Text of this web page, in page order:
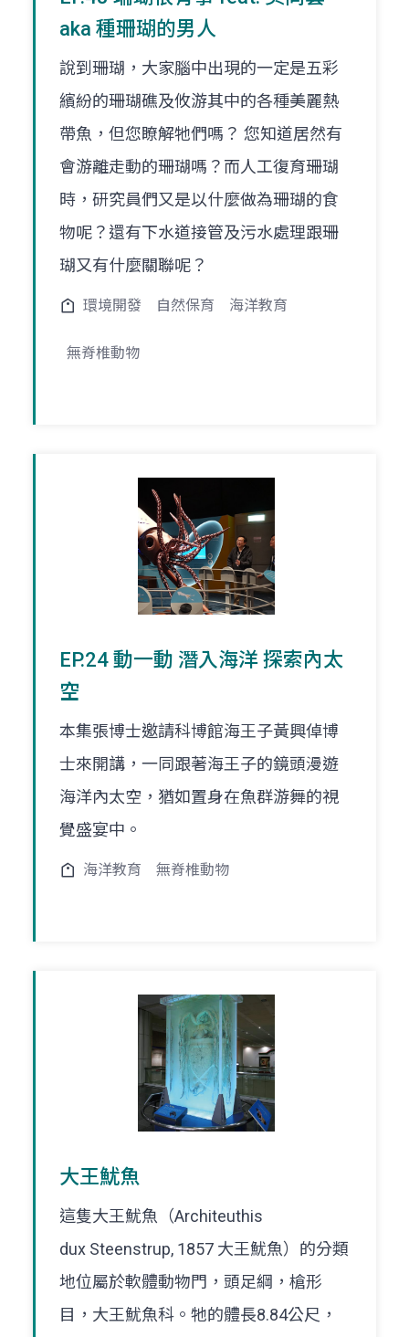
aka 種珊瑚的男人
說到珊瑚，大家腦中出現的一定是五彩
繽紛的珊瑚礁及攸游其中的各種美麗熱
帶魚，但您瞭解牠們嗎？ 您知道居然有
會游離走動的珊瑚嗎？而人工復育珊瑚
時，研究員們又是以什麼做為珊瑚的食
物呢？還有下水道接管及污水處理跟珊
瑚又有什麼關聯呢？
環境開發 自然保育 海洋教育
無脊椎動物
EP.24 動一動 潛入海洋 探索內太
空
本集張博士邀請科博館海王子黃興倬博
士來開講，一同跟著海王子的鏡頭漫遊
海洋內太空，猶如置身在魚群游舞的視
覺盛宴中。
海洋教育 無脊椎動物
大王魷魚
這隻大王魷魚（Architeuthis
dux Steenstrup, 1857 大王魷魚）的分類
地位屬於軟體動物門，頭足綱，槍形
目，大王魷魚科。牠的體長8.84公尺，